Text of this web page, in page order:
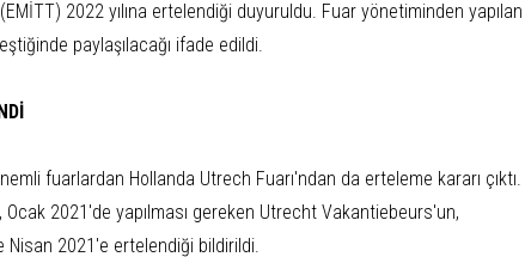
2022 yılına ertelendiği duyuruldu. Fuar yönetiminden yapılan
paylaşılacağı ifade edildi.
fuarlardan Hollanda Utrech Fuarı'ndan da erteleme kararı çıktı.
Ocak 2021'de yapılması gereken Utrecht Vakantiebeurs'un,
Nisan 2021'e ertelendiği bildirildi.